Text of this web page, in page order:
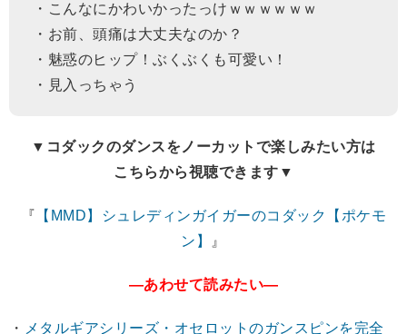
・こんなにかわいかったっけｗｗｗｗｗｗ
・お前、頭痛は大丈夫なのか？
・魅惑のヒップ！ぶくぶくも可愛い！
・見入っちゃう
▼コダックのダンスをノーカットで楽しみたい方は
こちらから視聴できます▼
『 【MMD】シュレディンガイガーのコダック【ポケモ
ン】
』
―あわせて読みたい―
・
メタルギアシリーズ・オセロットのガンスピンを完全